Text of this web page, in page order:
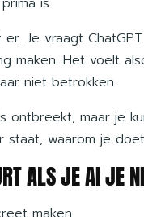
Je vraagt
maken. Het voelt
niet betrokken.
ontbreekt, maar je
staat, waarom je
ALS JE AI JE
maken.